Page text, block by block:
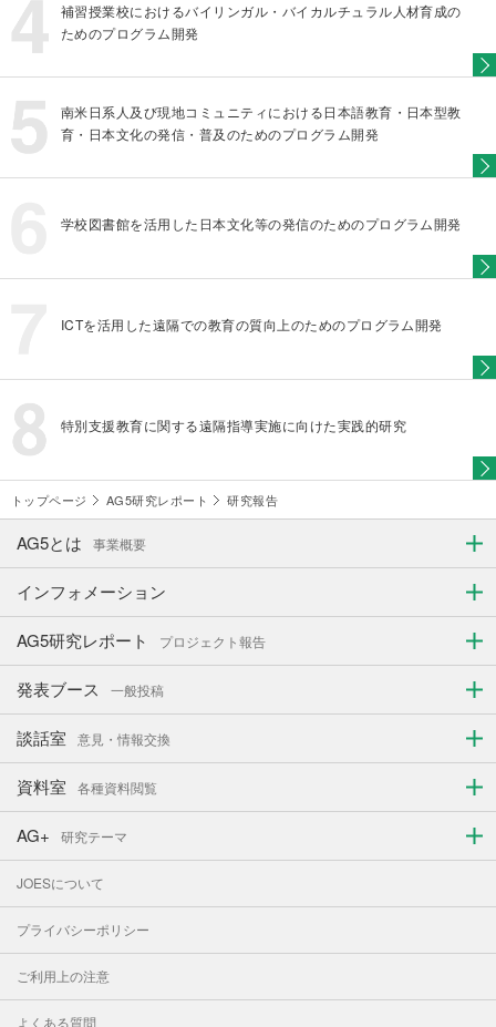
補習授業校におけるバイリンガル・バイカルチュラル人材育成の
ためのプログラム開発
南米日系人及び現地コミュニティにおける日本語教育・日本型教
育・日本文化の発信・普及のためのプログラム開発
学校図書館を活用した日本文化等の発信のためのプログラム開発
ICTを活用した遠隔での教育の質向上のためのプログラム開発
特別支援教育に関する遠隔指導実施に向けた実践的研究
トップページ AG5研究レポート 研究報告
AG5とは 事業概要
インフォメーション
AG5研究レポート プロジェクト報告
発表ブース 一般投稿
談話室 意見・情報交換
資料室 各種資料閲覧
AG+ 研究テーマ
JOESについて
プライバシーポリシー
ご利用上の注意
よくある質問